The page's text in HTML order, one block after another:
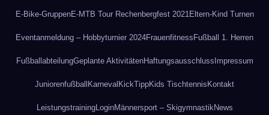
E-Bike-GruppenE-MTB Tour Rechenbergfest 2021Eltern-Kind Turnen
Eventanmeldung – Hobbyturnier 2024Frauenfitness Fußball 1. Herren
FußballabteilungGeplante AktivitätenHaftungsausschluss Impressum
Juniorenfußball Karneval KickTippKids Tischtennis Kontakt
LeistungstrainingLoginMännersport – SkigymnastikNews